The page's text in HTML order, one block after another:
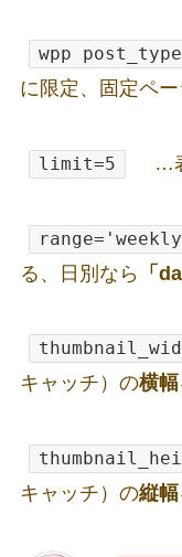
wpp
に限定、固定ペ
limit=5 …
る、日別なら 「
キャッチ）の横幅
キャッチ）の縦幅